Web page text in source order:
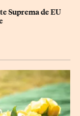
Suprema de EU